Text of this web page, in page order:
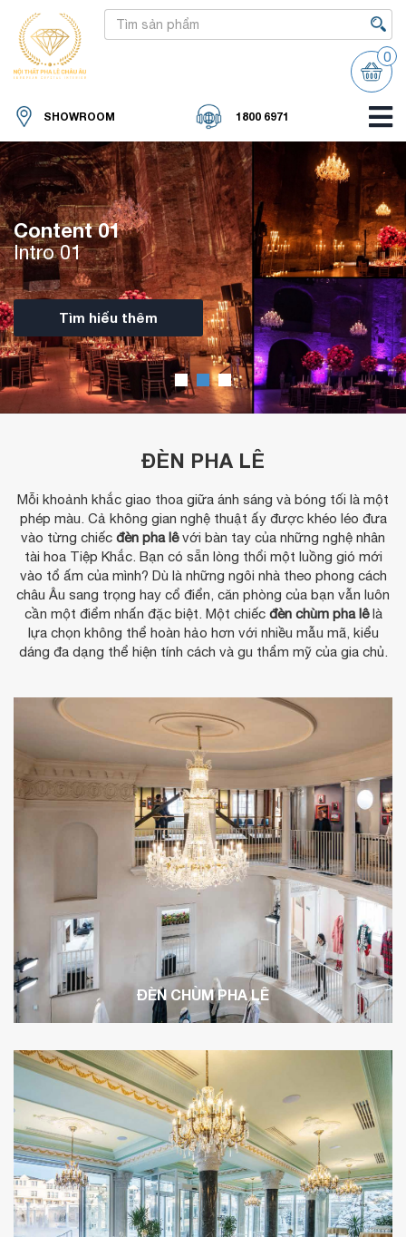
0
SHOWROOM 1800 6971
Content 01
Intro 01
Tìm hiểu thêm
ĐÈN PHA LÊ
Mỗi khoảnh khắc giao thoa giữa ánh sáng và bóng tối là một
phép màu. Cả không gian nghệ thuật ấy được khéo léo đưa
vào từng chiếc đèn pha lêvới bàn tay của những nghệ nhân
tài hoa Tiệp Khắc. Bạn có sẵn lòng thổi một luồng gió mới
vào tổ ấm của mình? Dù là những ngôi nhà theo phong cách
châu Âu sang trọng hay cổ điển, căn phòng của bạn vẫn luôn
cần một điểm nhấn đặc biệt. Một chiếc đèn chùm pha lêlà
lựa chọn không thể hoàn hảo hơn với nhiều mẫu mã, kiểu
dáng đa dạng thể hiện tính cách và gu thẩm mỹ của gia chủ.
ĐÈN CHÙM PHA LÊ